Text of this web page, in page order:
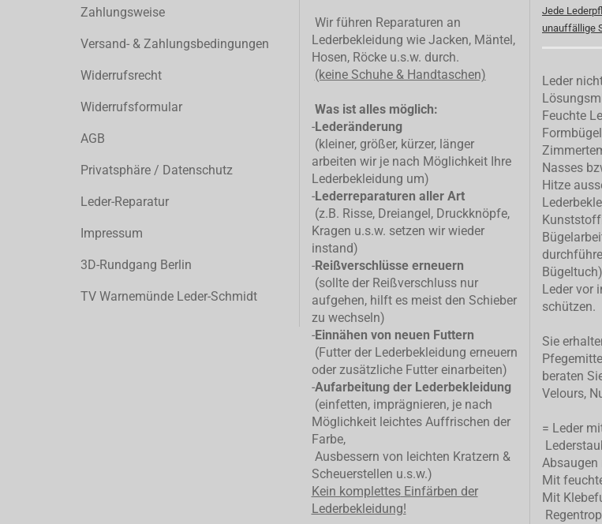
Zahlungsweise
Versand- & Zahlungsbedingungen
Widerrufsrecht
Widerrufsformular
AGB
Privatsphäre / Datenschutz
Leder-Reparatur
Impressum
3D-Rundgang Berlin
TV Warnemünde Leder-Schmidt
Wir führen Reparaturen an
Lederbekleidung wie Jacken, Mäntel,
Hosen, Röcke u.s.w. durch.
(keine Schuhe & Handtaschen)
Was ist alles möglich:
-Lederänderung
(kleiner, größer, kürzer, länger
arbeiten wir je nach Möglichkeit Ihre
Lederbekleidung um)
-Lederreparaturen aller Art
(z.B. Risse, Dreiangel, Druckknöpfe,
Kragen u.s.w. setzen wir wieder
instand)
-Reißverschlüsse erneuern
(sollte der Reißverschluss nur
aufgehen, hilft es meist den Schieber
zu wechseln)
-Einnähen von neuen Futtern
(Futter der Lederbekleidung erneuern
oder zusätzliche Futter einarbeiten)
-Aufarbeitung der Lederbekleidung
(einfetten, imprägnieren, je nach
Möglichkeit leichtes Auffrischen der
Farbe,
Ausbessern von leichten Kratzern &
Scheuerstellen u.s.w.)
Kein komplettesEinfärben der
Lederbekleidung!
Jede
unauffällige
Leder
Feuchte
Nasses
Hitze
Bügeltuch)
Leder vor
schützen.
Sie
beraten
Velours,
= Leder
Mit
Mit